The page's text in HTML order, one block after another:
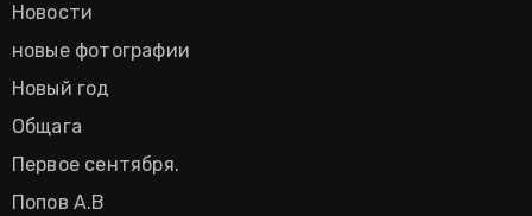
Новости
новые фотографии
Новый год
Общага
Первое сентября.
Попов А.В